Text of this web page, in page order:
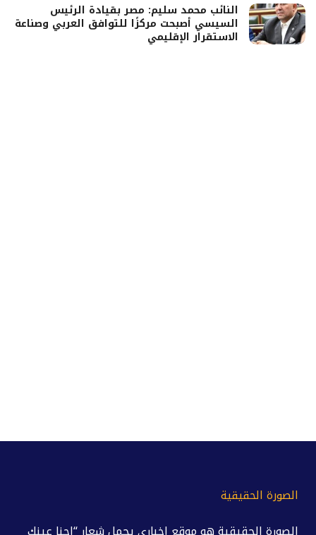
النائب محمد سليم: مصر بقيادة الرئيس
السيسي أصبحت مركزًا للتوافق العربي وصناعة
الاستقرار الإقليمي
الصورة الحقيقية